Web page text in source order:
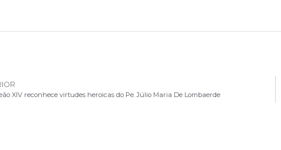
XIV reconhece virtudes heroicas do Pe. Júlio Maria De Lombaerde